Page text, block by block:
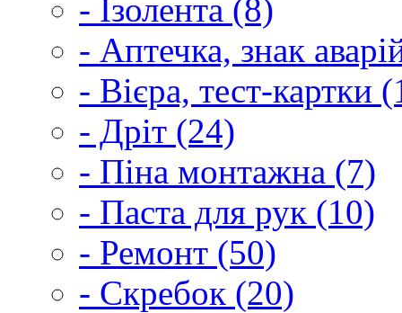
- Ізолента (8)
- Аптечка, знак
- Вієра, тест-картки
- Дріт (24)
- Піна монтажна (7)
- Паста для рук (10)
- Ремонт (50)
- Скребок (20)